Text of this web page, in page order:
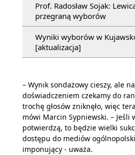
Prof. Radosław Sojak:
przegraną wyborów
Wyniki wyborów w
[aktualizacja]
– Wynik sondażowy cieszy, ale
doświadczeniem czekamy do
trochę głosów zniknęło, więc
mówi Marcin Sypniewski. – Jeśli
potwierdzą, to będzie wielki
dostępu do mediów
imponujący - uważa.